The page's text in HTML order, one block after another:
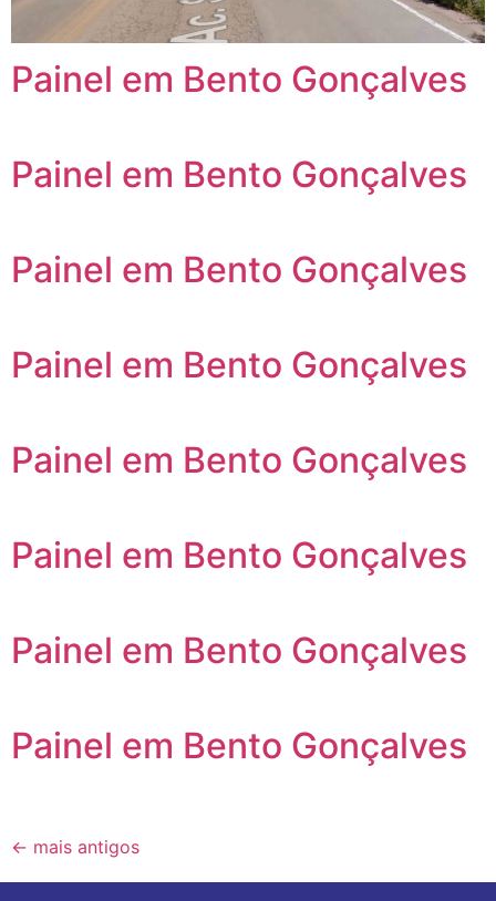
Painel em Bento Gonçalves
Painel em Bento Gonçalves
Painel em Bento Gonçalves
Painel em Bento Gonçalves
Painel em Bento Gonçalves
Painel em Bento Gonçalves
Painel em Bento Gonçalves
Painel em Bento Gonçalves
← mais antigos